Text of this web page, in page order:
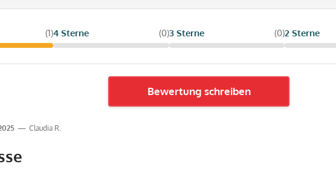
(1)4 Sterne (0)3 Sterne (0)2 Sterne
Bewertung schreiben
Claudia R.